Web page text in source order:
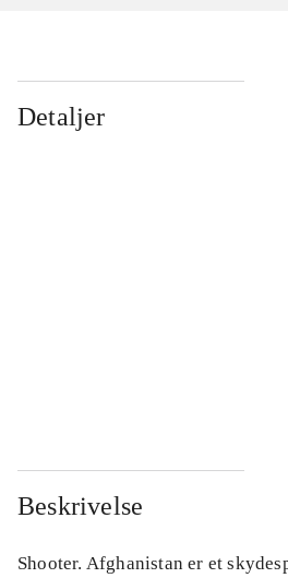
Detaljer
Beskrivelse
Shooter. Afghanistan er et